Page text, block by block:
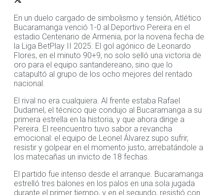
En un duelo cargado de simbolismo y tensión, Atlético
Bucaramanga venció 1-0 al Deportivo Pereira en el
estadio Centenario de Armenia, por la novena fecha de
la Liga BetPlay II 2025. El gol agónico de Leonardo
Flores, en el minuto 90+9, no solo selló una victoria de
oro para el equipo santandereano, sino que lo
catapultó al grupo de los ocho mejores del rentado
nacional.
El rival no era cualquiera. Al frente estaba Rafael
Dudamel, el técnico que condujo al Bucaramanga a su
primera estrella en la historia, y que ahora dirige a
Pereira. El reencuentro tuvo sabor a revancha
emocional: el equipo de Leonel Álvarez supo sufrir,
resistir y golpear en el momento justo, arrebatándole a
los matecañas un invicto de 18 fechas.
El partido fue intenso desde el arranque. Bucaramanga
estrelló tres balones en los palos en una sola jugada
durante el primer tiempo, y en el segundo, resistió con